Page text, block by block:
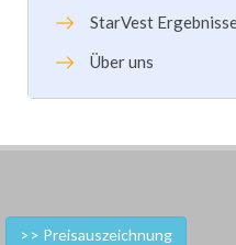
StarVest
Über uns
>> Preisauszeichnung